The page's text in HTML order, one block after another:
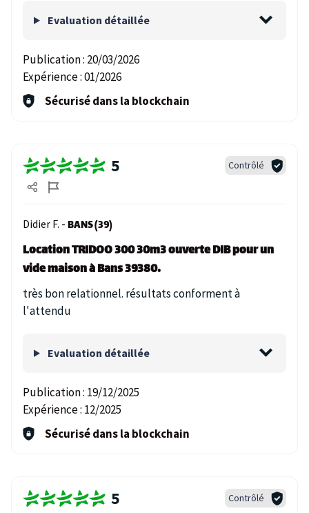
Evaluation détaillée
Publication : 20/03/2026
Expérience :01/2026
Sécurisé dans la blockchain
5 Contrôlé
Didier F. - BANS (39)
Location TRIDOO 300 30m3 ouverte DIB pour un
vide maison à Bans 39380.
très bon relationnel. résultats conforment à
l'attendu
Evaluation détaillée
Publication : 19/12/2025
Expérience : 12/2025
Sécurisé dans la blockchain
5 Contrôlé